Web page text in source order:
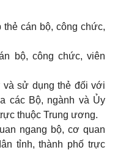
cán bộ, công chức,
bộ, công chức, viên
và sử dụng thẻ đối với
các Bộ, ngành và Ủy
thuộc Trung ương.
ngang bộ, cơ quan
tỉnh, thành phố trực